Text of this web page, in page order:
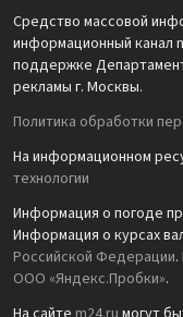
Средство массовой
информационный канал
поддержке
рекламы г. Москвы.
Политика обработки
На информационном
технологии
Информация о погоде
Информация о курсах
Российской Федерации
ООО «Яндекс.Пробки».